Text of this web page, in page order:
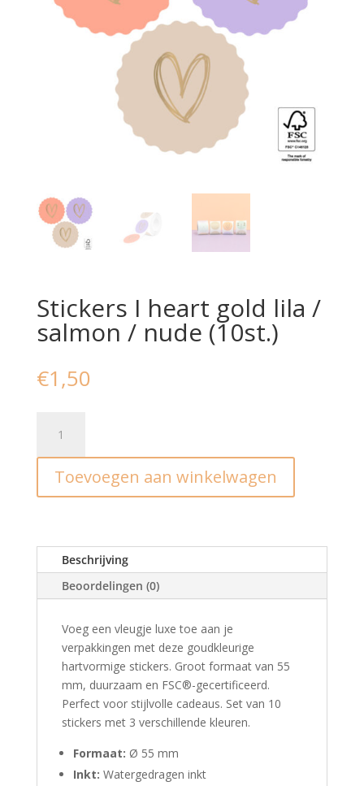
Stickers I heart gold lila /
salmon / nude (10st.)
€1,50
heart
gold
lila
/
nude
(10st.)
Toevoegen aan winkelwagen
Beschrijving
Beoordelingen (0)
Voeg een vleugje luxe toe aan je
verpakkingen met deze goudkleurige
hartvormige stickers. Groot formaat van 55
mm, duurzaam en FSC®-gecertificeerd.
Perfect voor stijlvolle cadeaus. Set van 10
stickers met 3 verschillende kleuren.
Formaat: Ø 55 mm
Inkt: Watergedragen inkt